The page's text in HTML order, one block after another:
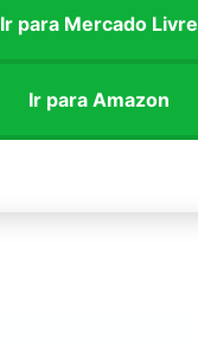
Ir para Mercado Livre
Ir para Amazon